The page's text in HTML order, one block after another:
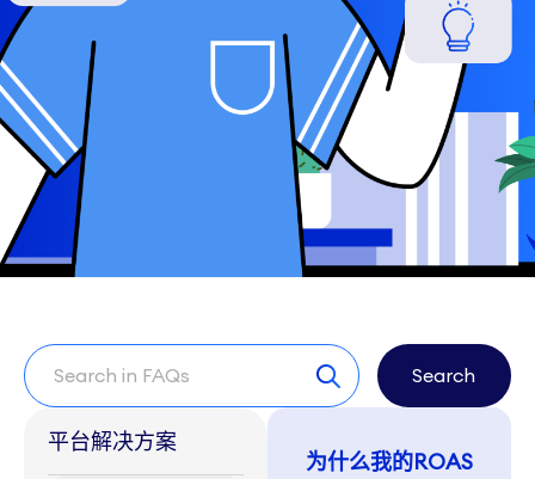
Search
平台解决方案
为什么我的ROAS